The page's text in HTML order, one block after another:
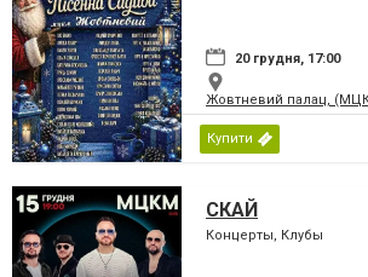
20 грудня, 17:00
Жовтневий палац,
Купити
СКАЙ
Концерты, Клубы